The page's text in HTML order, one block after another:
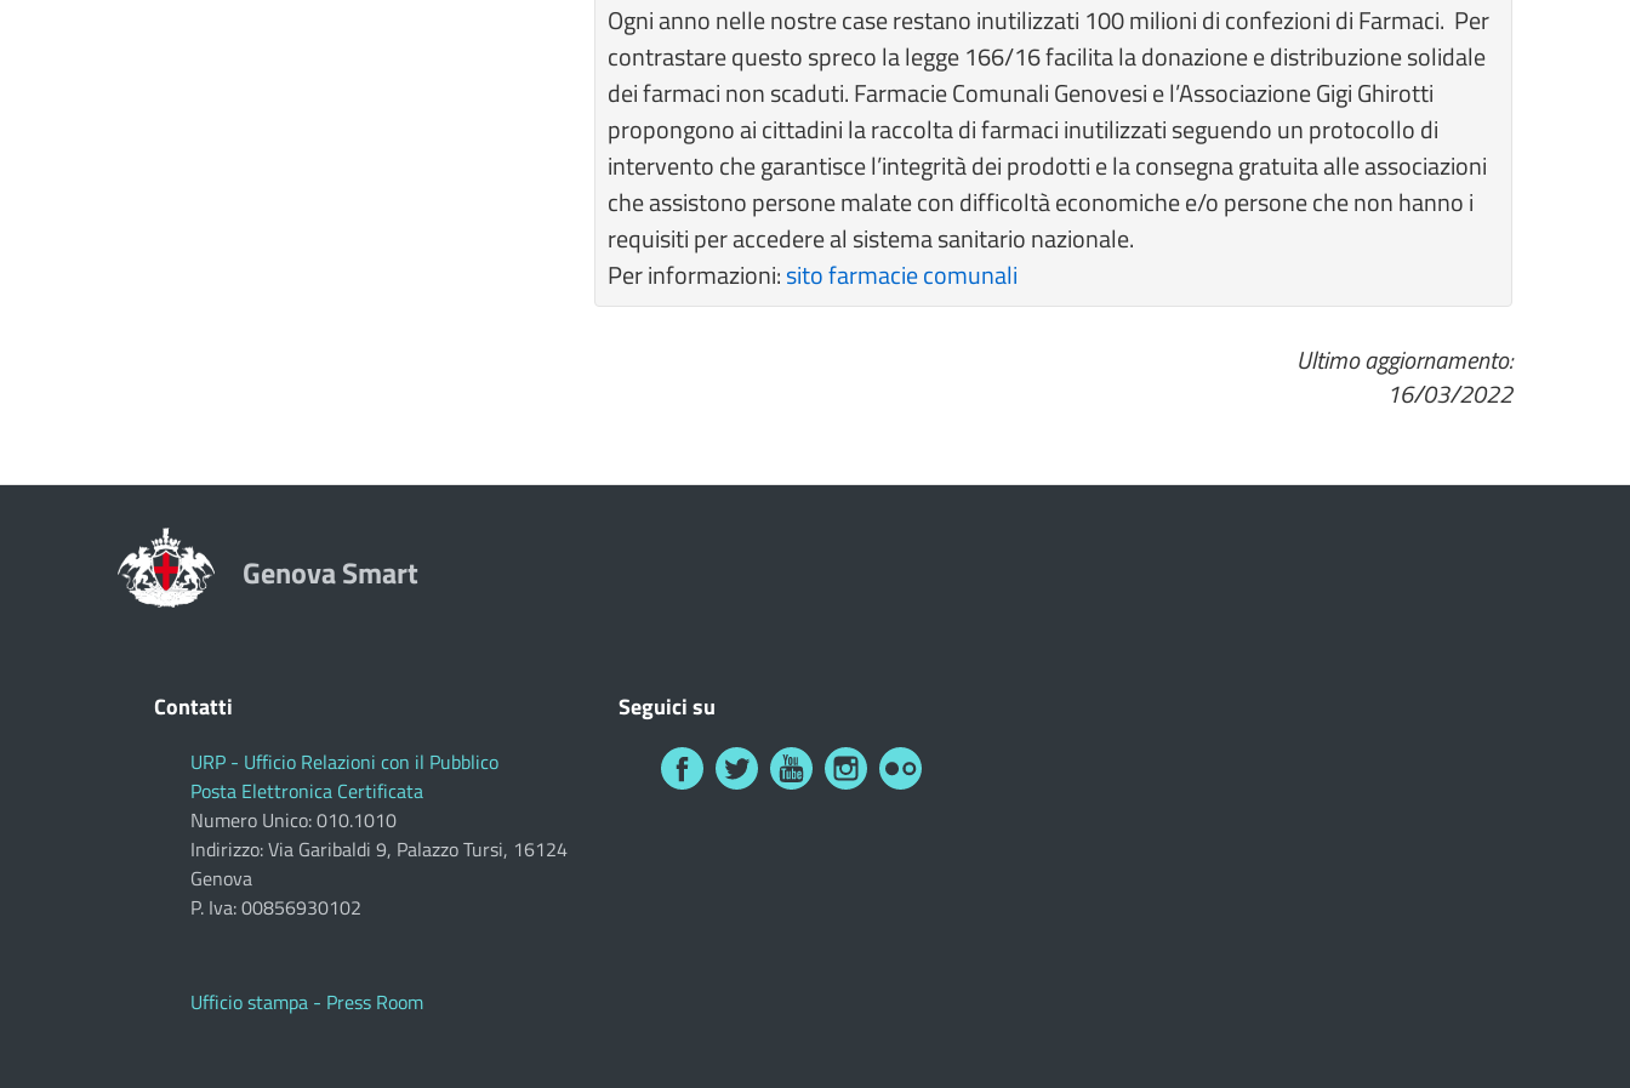
Ogni anno nelle nostre case restano inutilizzati 100 milioni di confezioni di Farmaci. Per
contrastare questo spreco la legge 166/16 facilita la donazione e distribuzione solidale
dei farmaci non scaduti. Farmacie Comunali Genovesi e l’Associazione Gigi Ghirotti
propongono ai cittadini la raccolta di farmaci inutilizzati seguendo un protocollo di
intervento che garantisce l’integrità dei prodotti e la consegna gratuita alle associazioni
che assistono persone malate con difficoltà economiche e/o persone che non hanno i
requisiti per accedere al sistema sanitario nazionale.
Per informazioni:sito farmacie comunali
Ultimo aggiornamento:
16/03/2022
Genova Smart
Contatti
URP - Ufficio Relazioni con il Pubblico
Posta Elettronica Certificata
Numero Unico: 010.1010
Indirizzo: Via Garibaldi 9, Palazzo Tursi, 16124
Genova
P. Iva: 00856930102
Ufficio stampa - Press Room
Seguici su